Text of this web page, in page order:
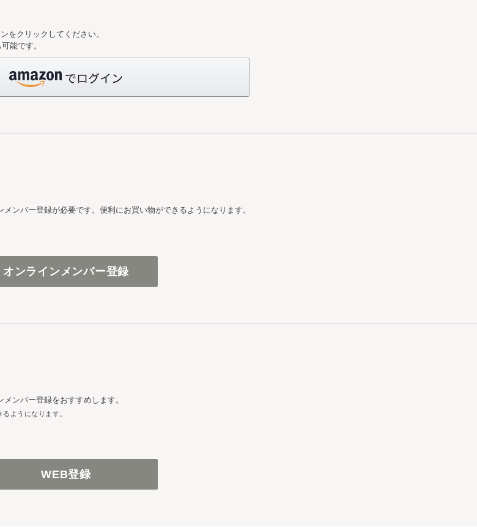
をクリックしてください。
能です。
ンバー登録が必要です。便利にお買い物ができるようになります。
オンラインメンバー登録
ンバー登録をおすすめします。
ようになります。
WEB登録